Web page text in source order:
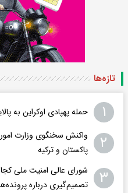
تازه‌ها
۱ حمله پهپادی اوکراین به
۲
واکنش سخنگوی وزارت
پاکستان و ترکیه
۳
شورای عالی امنیت ملی
تصمیم‌گیری درباره